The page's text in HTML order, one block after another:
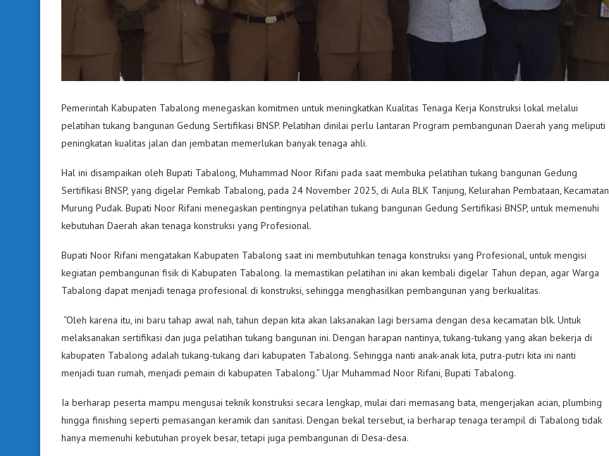
Pemerintah Kabupaten Tabalong menegaskan komitmen untuk meningkatkan Kualitas Tenaga Kerja Konstruksi lokal melalui
pelatihan tukang bangunan Gedung Sertifikasi BNSP. Pelatihan dinilai perlu lantaran Program pembangunan Daerah yang meliputi
peningkatan kualitas jalan dan jembatan memerlukan banyak tenaga ahli.
Hal ini disampaikan oleh Bupati Tabalong, Muhammad Noor Rifani pada saat membuka pelatihan tukang bangunan Gedung
Sertifikasi BNSP, yang digelar Pemkab Tabalong, pada 24 November 2025, di Aula BLK Tanjung, Kelurahan Pembataan, Kecamatan
Murung Pudak. Bupati Noor Rifani menegaskan pentingnya pelatihan tukang bangunan Gedung Sertifikasi BNSP, untuk memenuhi
kebutuhan Daerah akan tenaga konstruksi yang Profesional.
Bupati Noor Rifani mengatakan Kabupaten Tabalong saat ini membutuhkan tenaga konstruksi yang Profesional, untuk mengisi
kegiatan pembangunan fisik di Kabupaten Tabalong. Ia memastikan pelatihan ini akan kembali digelar Tahun depan, agar Warga
Tabalong dapat menjadi tenaga profesional di konstruksi, sehingga menghasilkan pembangunan yang berkualitas.
“Oleh karena itu, ini baru tahap awal nah, tahun depan kita akan laksanakan lagi bersama dengan desa kecamatan blk. Untuk
melaksanakan sertifikasi dan juga pelatihan tukang bangunan ini. Dengan harapan nantinya, tukang-tukang yang akan bekerja di
kabupaten Tabalong adalah tukang-tukang dari kabupaten Tabalong. Sehingga nanti anak-anak kita, putra-putri kita ini nanti
menjadi tuan rumah, menjadi pemain di kabupaten Tabalong.” Ujar Muhammad Noor Rifani, Bupati Tabalong.
Ia berharap peserta mampu mengusai teknik konstruksi secara lengkap, mulai dari memasang bata, mengerjakan acian, plumbing
hingga finishing seperti pemasangan keramik dan sanitasi. Dengan bekal tersebut, ia berharap tenaga terampil di Tabalong tidak
hanya memenuhi kebutuhan proyek besar, tetapi juga pembangunan di Desa-desa.